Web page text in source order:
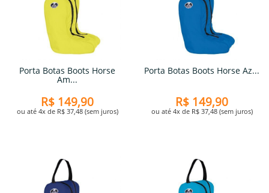
Porta Botas Boots Horse
Am...
R$ 149,90
ou até 4x de R$ 37,48 (sem juros)
Porta Botas Boots Horse Az...
R$ 149,90
ou até 4x de R$ 37,48 (sem juros)